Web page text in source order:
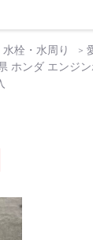
栓・水周り
ホンダ エンジン